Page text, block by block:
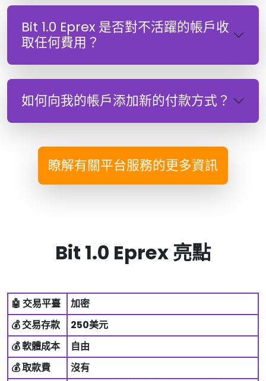
Bit 1.0 Eprex 是否對不活躍的帳戶收
取任何費用？
如何向我的帳戶添加新的付款方式？
瞭解有關平台服務的更多資訊
Bit 1.0 Eprex 亮點
🤖 交易平臺
加密
💰 交易存款
250美元
💰 軟體成本
自由
💰 取款費
沒有